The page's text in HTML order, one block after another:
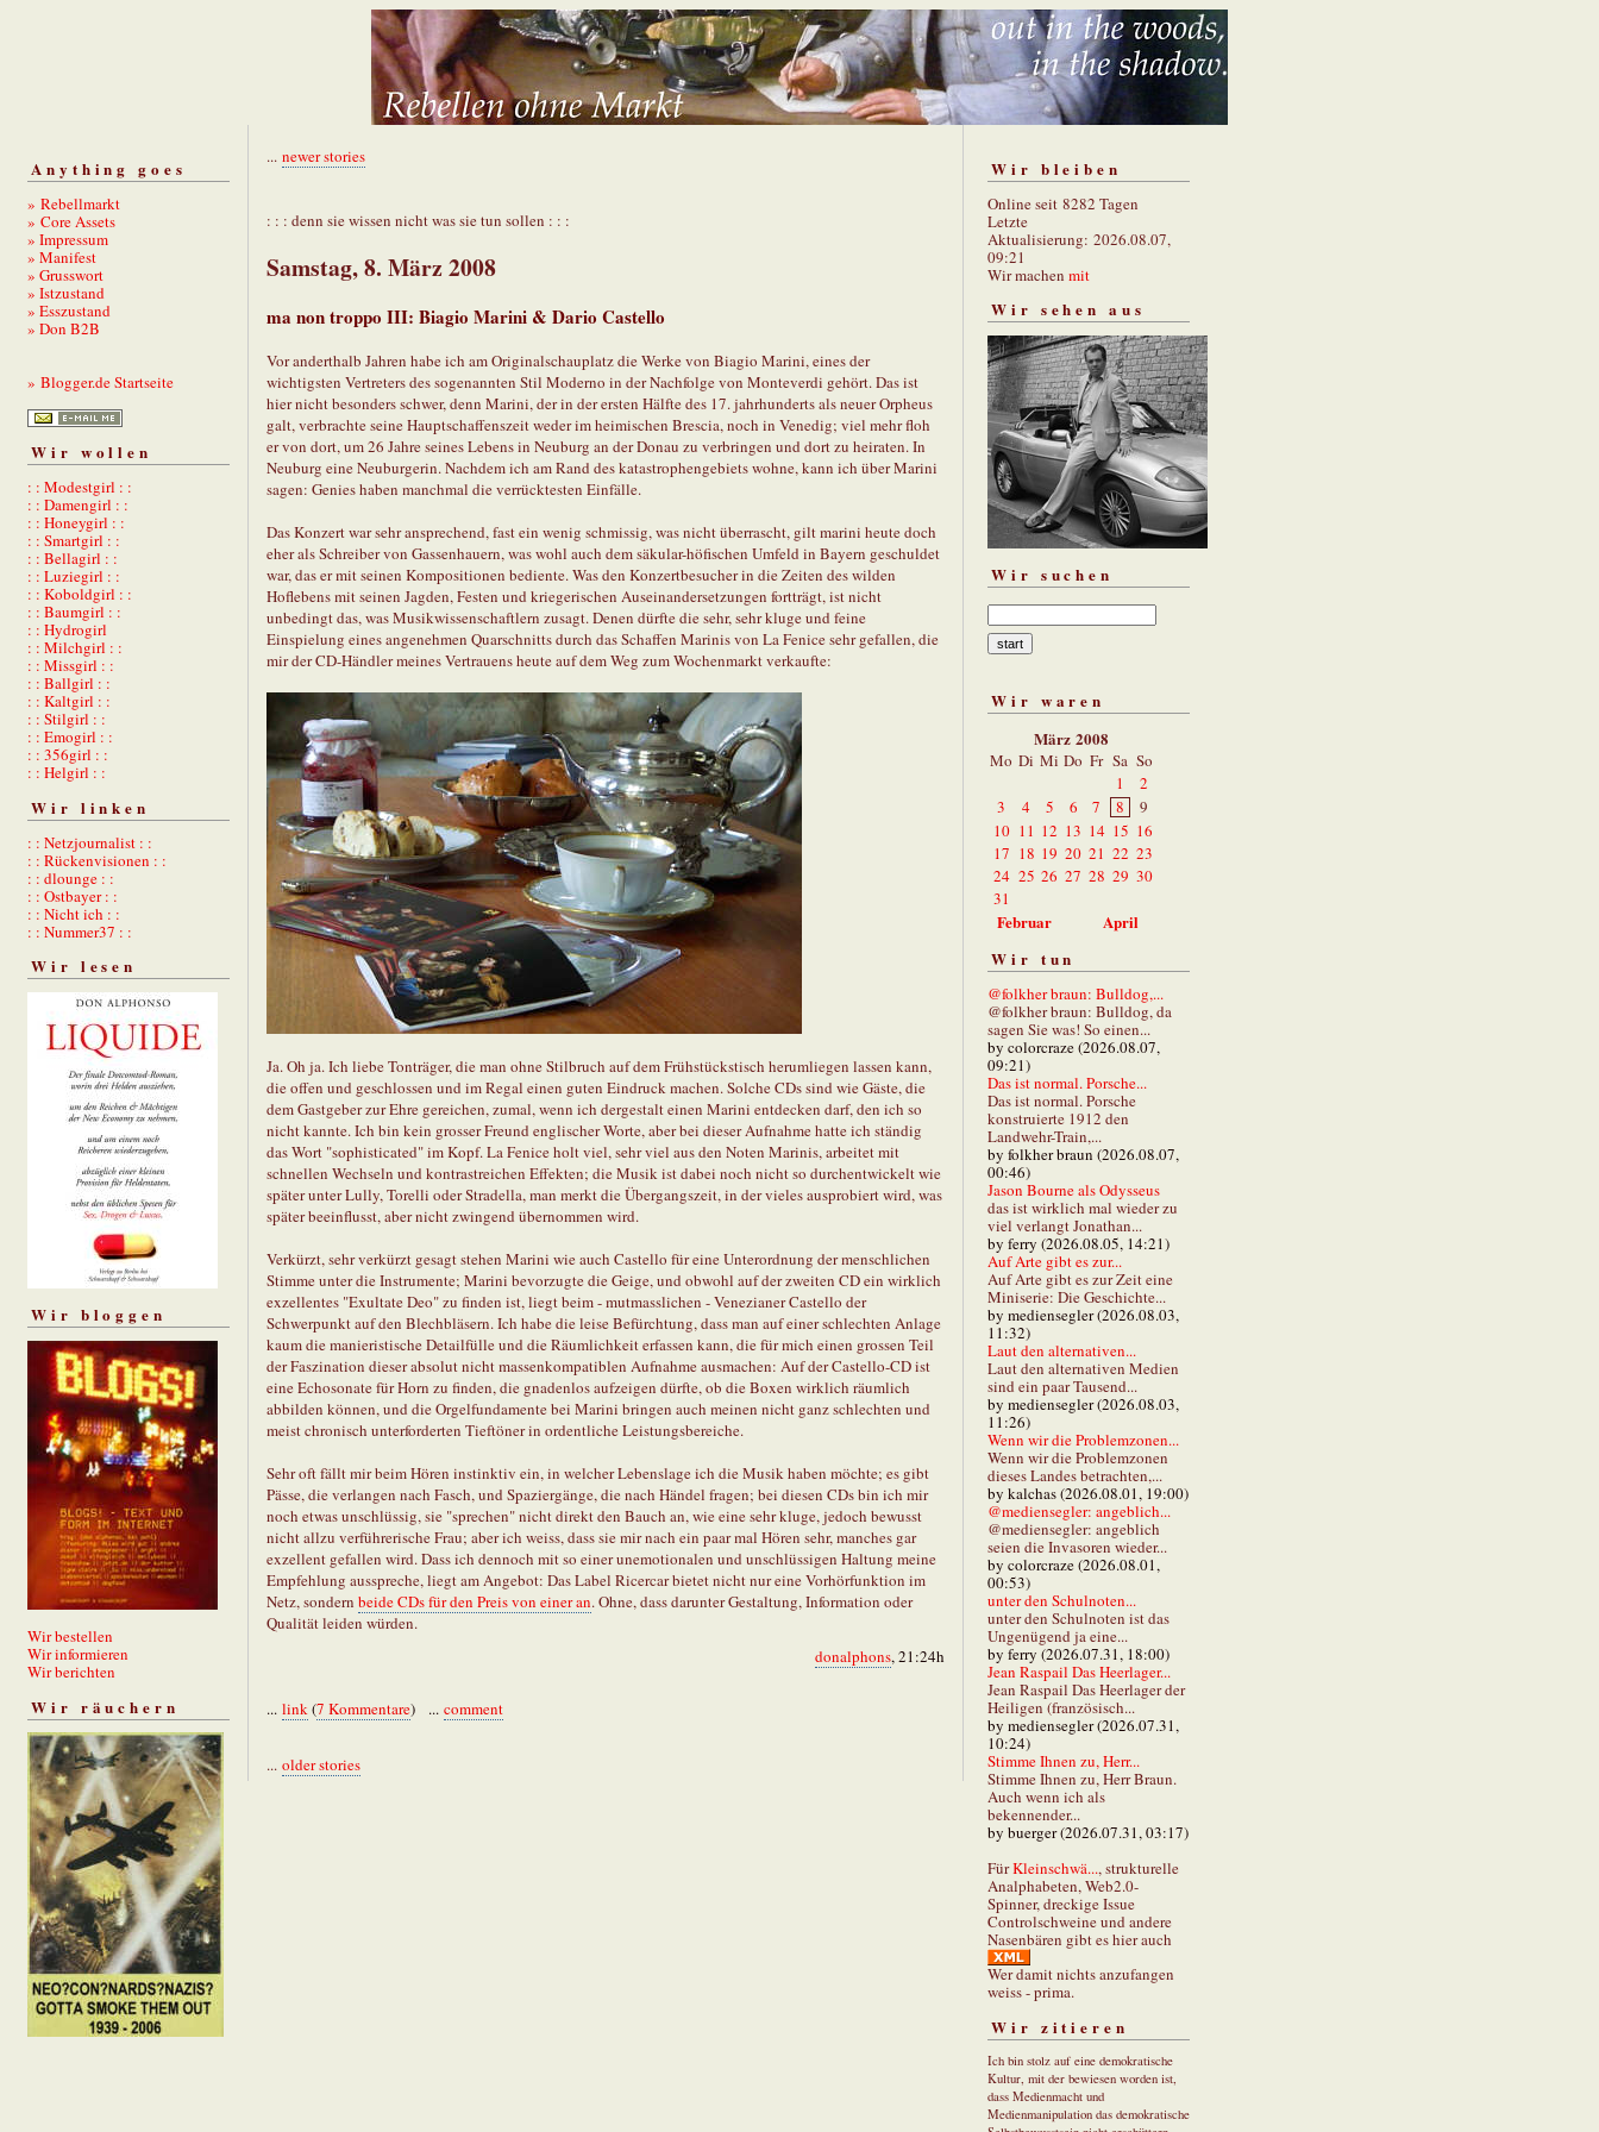
Anything goes
» Rebellmarkt
» Core Assets
» Impressum
» Manifest
» Grusswort
» Istzustand
» Esszustand
» Don B2B
» Blogger.de Startseite
Wir wollen
: : Modestgirl : :
: : Damengirl : :
: : Honeygirl : :
: : Smartgirl : :
: : Bellagirl : :
: : Luziegirl : :
: : Koboldgirl : :
: : Baumgirl : :
: : Hydrogirl
: : Milchgirl : :
: : Missgirl : :
: : Ballgirl : :
: : Kaltgirl : :
: : Stilgirl : :
: : Emogirl : :
: : 356girl : :
: : Helgirl : :
Wir linken
: : Netzjournalist : :
: : Rückenvisionen : :
: : dlounge : :
: : Ostbayer : :
: : Nicht ich : :
: : Nummer37 : :
Wir lesen
Wir bloggen
Wir bestellen
Wir informieren
Wir berichten
Wir räuchern
... newer stories
: : : denn sie wissen nicht was sie tun sollen : : :
Samstag, 8. März 2008
ma non troppo III: Biagio Marini & Dario Castello
Vor anderthalb Jahren habe ich am Originalschauplatz die Werke von Biagio Marini, eines der
wichtigsten Vertreters des sogenannten Stil Moderno in der Nachfolge von Monteverdi gehört. Das ist
hier nicht besonders schwer, denn Marini, der in der ersten Hälfte des 17. jahrhunderts als neuer Orpheus
galt, verbrachte seine Hauptschaffenszeit weder im heimischen Brescia, noch in Venedig; viel mehr floh
er von dort, um 26 Jahre seines Lebens in Neuburg an der Donau zu verbringen und dort zu heiraten. In
Neuburg eine Neuburgerin. Nachdem ich am Rand des katastrophengebiets wohne, kann ich über Marini
sagen: Genies haben manchmal die verrücktesten Einfälle.
Das Konzert war sehr ansprechend, fast ein wenig schmissig, was nicht überrascht, gilt marini heute doch
eher als Schreiber von Gassenhauern, was wohl auch dem säkular-höfischen Umfeld in Bayern geschuldet
war, das er mit seinen Kompositionen bediente. Was den Konzertbesucher in die Zeiten des wilden
Hoflebens mit seinen Jagden, Festen und kriegerischen Auseinandersetzungen fortträgt, ist nicht
unbedingt das, was Musikwissenschaftlern zusagt. Denen dürfte die sehr, sehr kluge und feine
Einspielung eines angenehmen Quarschnitts durch das Schaffen Marinis von La Fenice sehr gefallen, die
mir der CD-Händler meines Vertrauens heute auf dem Weg zum Wochenmarkt verkaufte:
Ja. Oh ja. Ich liebe Tonträger, die man ohne Stilbruch auf dem Frühstückstisch herumliegen lassen kann,
die offen und geschlossen und im Regal einen guten Eindruck machen. Solche CDs sind wie Gäste, die
dem Gastgeber zur Ehre gereichen, zumal, wenn ich dergestalt einen Marini entdecken darf, den ich so
nicht kannte. Ich bin kein grosser Freund englischer Worte, aber bei dieser Aufnahme hatte ich ständig
das Wort "sophisticated" im Kopf. La Fenice holt viel, sehr viel aus den Noten Marinis, arbeitet mit
schnellen Wechseln und kontrastreichen Effekten; die Musik ist dabei noch nicht so durchentwickelt wie
später unter Lully, Torelli oder Stradella, man merkt die Übergangszeit, in der vieles ausprobiert wird, was
später beeinflusst, aber nicht zwingend übernommen wird.
Verkürzt, sehr verkürzt gesagt stehen Marini wie auch Castello für eine Unterordnung der menschlichen
Stimme unter die Instrumente; Marini bevorzugte die Geige, und obwohl auf der zweiten CD ein wirklich
exzellentes "Exultate Deo" zu finden ist, liegt beim - mutmasslichen - Venezianer Castello der
Schwerpunkt auf den Blechbläsern. Ich habe die leise Befürchtung, dass man auf einer schlechten Anlage
kaum die manieristische Detailfülle und die Räumlichkeit erfassen kann, die für mich einen grossen Teil
der Faszination dieser absolut nicht massenkompatiblen Aufnahme ausmachen: Auf der Castello-CD ist
eine Echosonate für Horn zu finden, die gnadenlos aufzeigen dürfte, ob die Boxen wirklich räumlich
abbilden können, und die Orgelfundamente bei Marini bringen auch meinen nicht ganz schlechten und
meist chronisch unterforderten Tieftöner in ordentliche Leistungsbereiche.
Sehr oft fällt mir beim Hören instinktiv ein, in welcher Lebenslage ich die Musik haben möchte; es gibt
Pässe, die verlangen nach Fasch, und Spaziergänge, die nach Händel fragen; bei diesen CDs bin ich mir
noch etwas unschlüssig, sie "sprechen" nicht direkt den Bauch an, wie eine sehr kluge, jedoch bewusst
nicht allzu verführerische Frau; aber ich weiss, dass sie mir nach ein paar mal Hören sehr, manches gar
exzellent gefallen wird. Dass ich dennoch mit so einer unemotionalen und unschlüssigen Haltung meine
Empfehlung ausspreche, liegt am Angebot: Das Label Ricercar bietet nicht nur eine Vorhörfunktion im
Netz, sondern beide CDs für den Preis von einer an. Ohne, dass darunter Gestaltung, Information oder
Qualität leiden würden.
donalphons, 21:24h
... link (7 Kommentare) ... comment
... older stories
Wir bleiben
Online seit 8282 Tagen
Letzte
Aktualisierung: 2026.08.07,
09:21
Wir machen mit
Wir sehen aus
Wir suchen
Wir waren
März 2008
Mo Di Mi Do Fr Sa So
1
2
3
4 5 6 7 8
9
10 11 12 13 14 15 16
17 18 19 20 21 22 23
24 25 26 27 28 29 30
31
Februar
April
Wir tun
@folkher braun: Bulldog,...
@folkher braun: Bulldog, da
sagen Sie was! So einen...
by colorcraze (2026.08.07,
09:21)
Das ist normal. Porsche...
Das ist normal. Porsche
konstruierte 1912 den
Landwehr-Train,...
by folkher braun (2026.08.07,
00:46)
Jason Bourne als Odysseus
das ist wirklich mal wieder zu
viel verlangt Jonathan...
by ferry (2026.08.05, 14:21)
Auf Arte gibt es zur...
Auf Arte gibt es zur Zeit eine
Miniserie: Die Geschichte...
by mediensegler (2026.08.03,
11:32)
Laut den alternativen...
Laut den alternativen Medien
sind ein paar Tausend...
by mediensegler (2026.08.03,
11:26)
Wenn wir die Problemzonen...
Wenn wir die Problemzonen
dieses Landes betrachten,...
by kalchas (2026.08.01, 19:00)
@mediensegler: angeblich...
@mediensegler: angeblich
seien die Invasoren wieder...
by colorcraze (2026.08.01,
00:53)
unter den Schulnoten...
unter den Schulnoten ist das
Ungenügend ja eine...
by ferry (2026.07.31, 18:00)
Jean Raspail Das Heerlager...
Jean Raspail Das Heerlager der
Heiligen (französisch...
by mediensegler (2026.07.31,
10:24)
Stimme Ihnen zu, Herr...
Stimme Ihnen zu, Herr Braun.
Auch wenn ich als
bekennender...
by buerger (2026.07.31, 03:17)
FürKleinschwä..., strukturelle
Analphabeten, Web2.0-
Spinner, dreckige Issue
Controlschweine und andere
Nasenbären gibt es hier auch
Wer damit nichts anzufangen
weiss - prima.
Wir zitieren
Ich bin stolz auf eine demokratische
Kultur, mit der bewiesen worden ist,
dass Medienmacht und
Medienmanipulation das demokratische